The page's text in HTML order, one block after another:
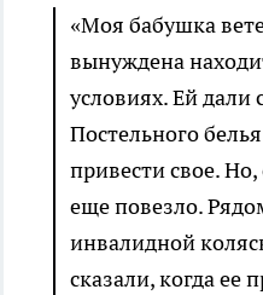
«Моя бабушка
вынуждена
условиях. Ей дали
Постельного
привести свое. Но,
еще повезло.
инвалидной
сказали, когда ее